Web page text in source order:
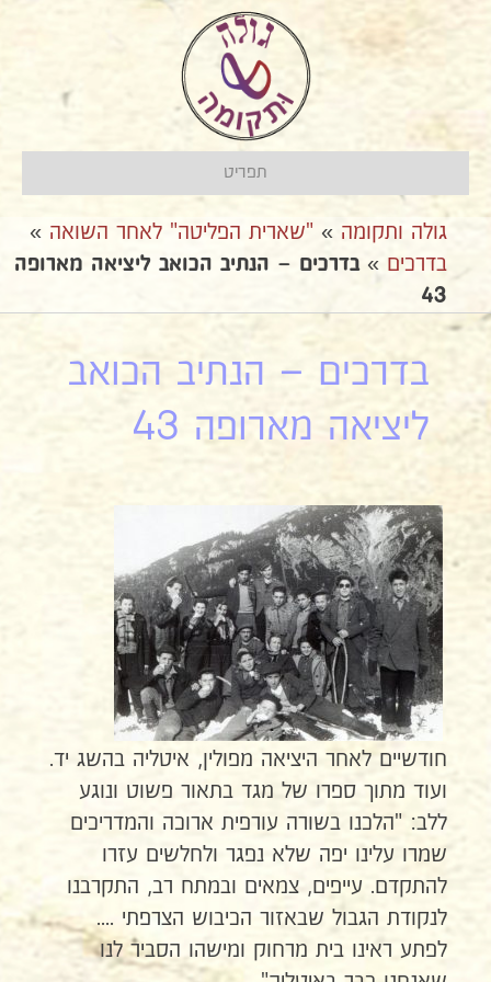
תפריט
גולה ותקומה » "שארית הפליטה" לאחר השואה »
בדרכים »בדרכים – הנתיב הכואב ליציאה מארופה
43
בדרכים – הנתיב הכואב
ליציאה מארופה 43
חודשיים לאחר היציאה מפולין, איטליה בהשג יד.
ועוד מתוך ספרו של מגד בתאור פשוט ונוגע
ללב: "הלכנו בשורה עורפית ארוכה והמדריכים
שמרו עלינו יפה שלא נפגר ולחלשים עזרו
להתקדם. עייפים, צמאים ובמתח רב, התקרבנו
לנקודת הגבול שבאזור הכיבוש הצרפתי ....
לפתע ראינו בית מרחוק ומישהו הסביר לנו